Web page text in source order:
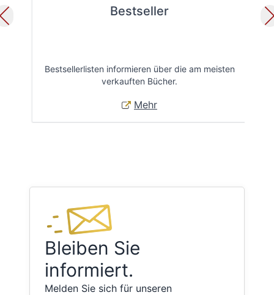
Bestseller
Bestsellerlisten informieren über die am meisten
verkauften Bücher.
Mehr
Bleiben Sie
informiert.
Melden Sie sich für unseren